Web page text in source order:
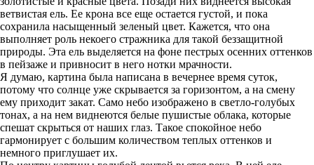
ветвистая ель. Ее крона все еще остается густой, и пока
сохранила насыщенный зеленый цвет. Кажется, что она
выполняет роль некоего стражника для такой беззащитной
природы. Эта ель выделяется на фоне пестрых осенних оттенков
в пейзаже и привносит в него нотки мрачности.
Я думаю, картина была написана в вечернее время суток,
потому что солнце уже скрывается за горизонтом, а на смену
ему приходит закат. Само небо изображено в светло-голубых
тонах, а на нем виднеются белые пушистые облака, которые
спешат скрыться от наших глаз. Такое спокойное небо
гармонирует с большим количеством теплых оттенков и
немного приглушает их.